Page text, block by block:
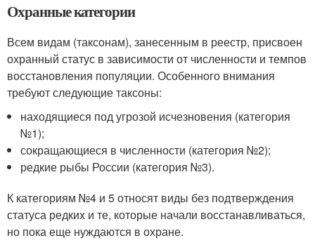
Охранные категории
Всем видам (таксонам), занесенным в реестр, присвоен
охранный статус в зависимости от численности и темпов
восстановления популяции. Особенного внимания
требуют следующие таксоны:
находящиеся под угрозой исчезновения (категория
№1);
сокращающиеся в численности (категория №2);
редкие рыбы России (категория №3).
К категориям №4 и 5 относят виды без подтверждения
статуса редких и те, которые начали восстанавливаться,
но пока еще нуждаются в охране.